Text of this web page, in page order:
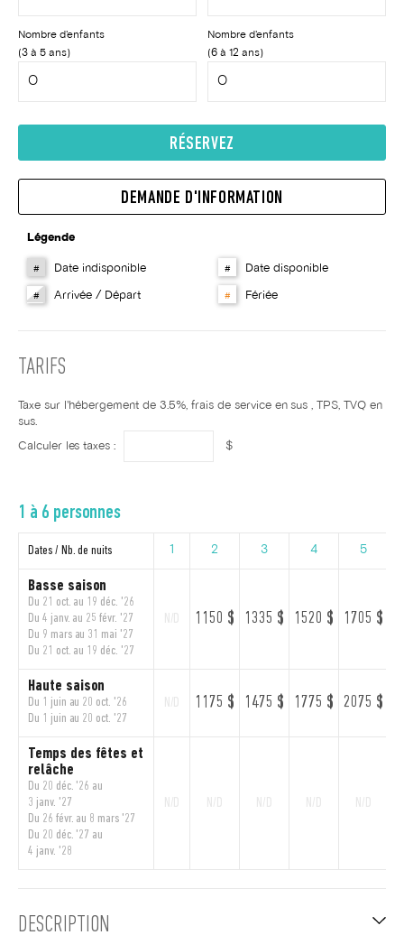
Nombre d'enfants
(3 à 5 ans)
Nombre d'enfants
(6 à 12 ans)
RÉSERVEZ
DEMANDE D'INFORMATION
Légende
# Date indisponible # Date disponible
# Arrivée / Départ # Fériée
TARIFS
Taxe sur l'hébergement de 3.5%, frais de service en sus , TPS, TVQ en
sus.
Calculer les taxes : $
1 à 6 personnes
Dates / Nb. de nuits 2 3 4 5
Basse saison
Du 21 oct. au 19 déc. '26
Du 4 janv. au 25 févr. '27
Du 9 mars au 31 mai '27
Du 21 oct. au 19 déc. '27
1150 $ 1335 $ 1520 $ 1705 $
Haute saison
Du 1 juin au 20 oct. '26
Du 1 juin au 20 oct. '27
1175 $ 1475 $ 1775 $ 2075 $
Temps des fêtes et
relâche
Du 20 déc. '26 au
3 janv. '27
Du 26 févr. au 8 mars '27
Du 20 déc. '27 au
4 janv. '28
DESCRIPTION